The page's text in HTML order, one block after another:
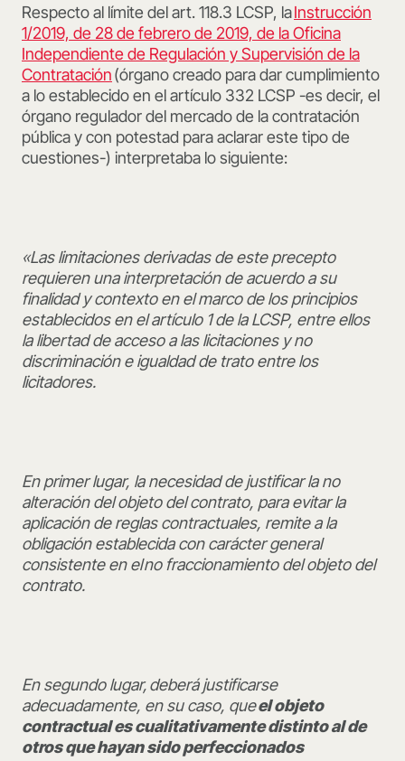
Respecto al límite del art. 118.3 LCSP, laInstrucción
1/2019, de 28 de febrero de 2019, de la Oficina
Independiente de Regulación y Supervisión de la
Contratación(órgano creado para dar cumplimiento
a lo establecido en el artículo 332 LCSP -es decir, el
órgano regulador del mercado de la contratación
pública y con potestad para aclarar este tipo de
cuestiones-) interpretaba lo siguiente:
«Las limitaciones derivadas de este precepto
requieren una interpretaciónde acuerdo asu
finalidad y contexto en el marco de los principios
establecidos en el artículo 1 de la LCSP, entre ellos
la libertad de acceso a las licitaciones y no
discriminación e igualdad de trato entre los
licitadores.
En primer lugar, la necesidad de justificar la no
alteración del objeto del contrato, para evitar la
aplicación de reglas contractuales, remite a la
obligación establecida con carácter general
consistente en el no fraccionamiento del objeto del
contrato.
En segundo lugar, deberá justificarse
adecuadamente, en su caso, queel objeto
contractual es cualitativamente distinto al de
otros que hayan sido perfeccionados